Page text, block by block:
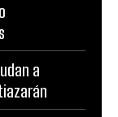
a